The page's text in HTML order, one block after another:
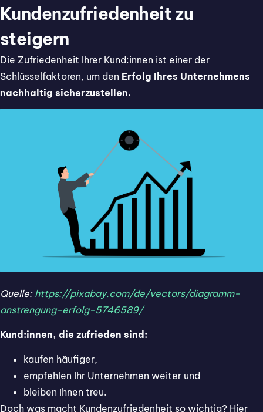
Kundenzufriedenheit zu
steigern
Die Zufriedenheit Ihrer Kund:innen ist einer der
Schlüsselfaktoren, um den Erfolg Ihres Unternehmens
nachhaltig sicherzustellen.
Quelle: https://pixabay.com/de/vectors/diagramm-
anstrengung-erfolg-5746589/
Kund:innen, die zufrieden sind:
kaufen häufiger,
empfehlen Ihr Unternehmen weiter und
bleiben Ihnen treu.
Doch was macht Kundenzufriedenheit so wichtig? Hier